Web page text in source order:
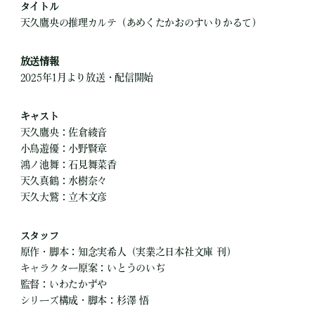
タイトル
天久鷹央の推理カルテ（あめくたかおのすいりかるて）
放送情報
2025年1月より放送・配信開始
キャスト
天久鷹央：佐倉綾音
小鳥遊優：小野賢章
鴻ノ池舞：石見舞菜香
天久真鶴：水樹奈々
天久大鷲：立木文彦
スタッフ
原作・脚本：知念実希人（実業之日本社文庫 刊）
キャラクター原案：いとうのいぢ
監督：いわたかずや
シリーズ構成・脚本：杉澤 悟